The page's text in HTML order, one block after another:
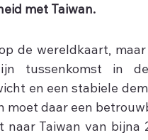
met Taiwan.
de wereldkaart,
tussenkomst in
en een stabiele
moet daar een
naar Taiwan van